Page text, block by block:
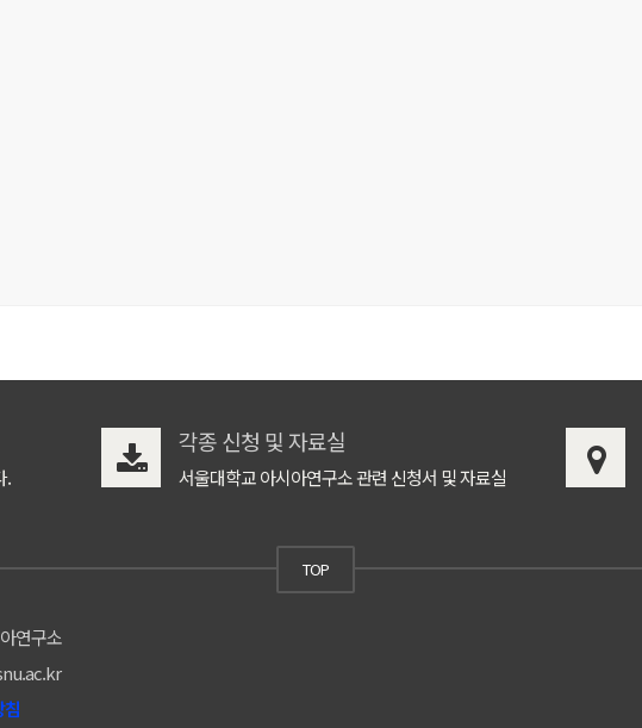
.
각종 신청 및 자료실
서울대학교 아시아연구소 관련 신청서 및 자료실
TOP
연구소